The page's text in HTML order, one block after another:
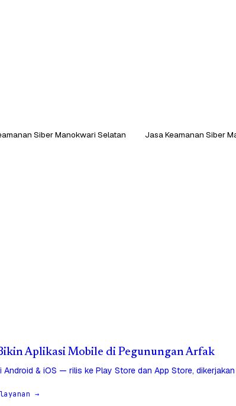
Siber Manokwari Selatan
Jasa Keamanan Siber
Aplikasi Mobile di Pegunungan Arfak
Android & iOS — rilis ke Play Store dan App Store,
→